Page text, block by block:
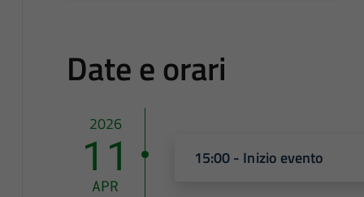
Date e orari
2026
11
APR
15:00 - Inizio evento